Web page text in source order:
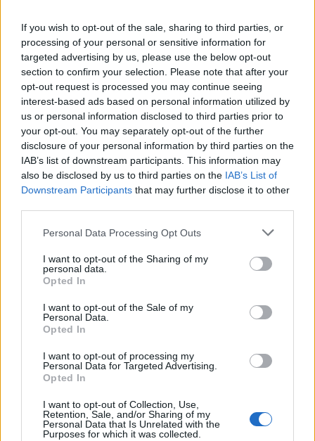
If you wish to opt-out of the sale, sharing to third parties, or
processing of your personal or sensitive information for
targeted advertising by us, please use the below opt-out
section to confirm your selection. Please note that after your
opt-out request is processed you may continue seeing
interest-based ads based on personal information utilized by
us or personal information disclosed to third parties prior to
your opt-out. You may separately opt-out of the further
disclosure of your personal information by third parties on the
IAB’s list of downstream participants. This information may
also be disclosed by us to third parties on the IAB’s List of
Downstream Participants that may further disclose it to other
Personal Data Processing Opt Outs
I want to opt-out of the Sharing of my
personal data.
Opted In
I want to opt-out of the Sale of my
Personal Data.
Opted In
I want to opt-out of processing my
Personal Data for Targeted Advertising.
Opted In
I want to opt-out of Collection, Use,
Retention, Sale, and/or Sharing of my
Personal Data that Is Unrelated with the
Purposes for which it was collected.
Música Relacionada
Don Omar
Wisin & Yandel